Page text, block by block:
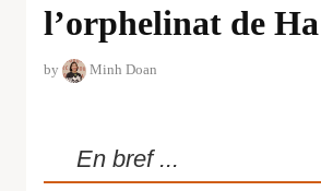
l’orphelinat de
by Minh Doan
En bref ...